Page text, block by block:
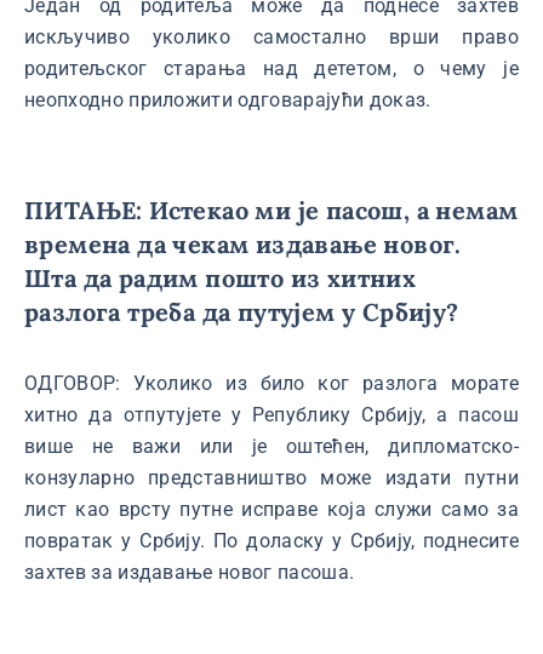
Један од родитеља може да поднесе захтев
искључиво уколико самостално врши право
родитељског старања над дететом, о чему је
неопходно приложити одговарајући доказ.
ПИТАЊЕ: Истекао ми је пасош, а немам
времена да чекам издавање новог.
Шта да радим пошто из хитних
разлога треба да путујем у Србију?
ОДГОВОР: Уколико из било ког разлога морате
хитно да отпутујете у Републику Србију, а пасош
више не важи или је оштећен, дипломатско-
конзуларно представништво може издати путни
лист као врсту путне исправе која служи само за
повратак у Србију. По доласку у Србију, поднесите
захтев за издавање новог пасоша.